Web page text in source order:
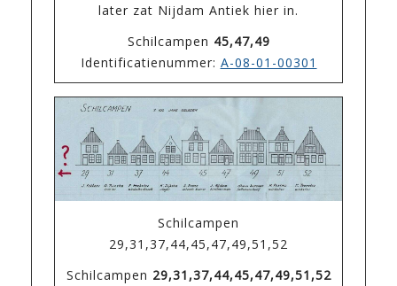
later zat Nijdam Antiek hier in.
Schilcampen 45,47,49
Identificatienummer: A-08-01-00301
Schilcampen
29,31,37,44,45,47,49,51,52
Schilcampen 29,31,37,44,45,47,49,51,52